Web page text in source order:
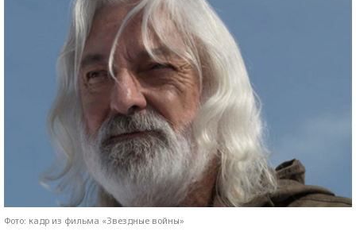
Фото: кадр из фильма «Звездные войны»